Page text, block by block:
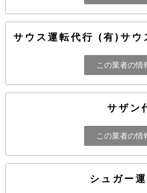
サウス運転代行 (有)サウ
この業者の情
サザン
この業者の情
シュガー